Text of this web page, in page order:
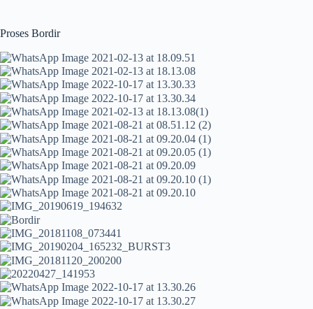
Proses Bordir